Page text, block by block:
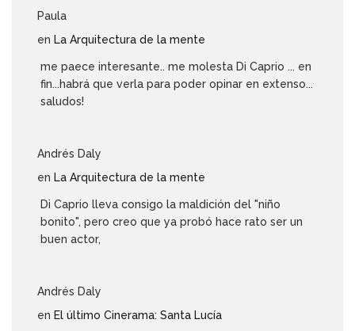
Paula
en La Arquitectura de la mente
me paece interesante.. me molesta Di Caprio ... en
fin...habrá que verla para poder opinar en extenso...
saludos!
Andrés Daly
en La Arquitectura de la mente
Di Caprio lleva consigo la maldición del "niño
bonito", pero creo que ya probó hace rato ser un
buen actor,
Andrés Daly
en El último Cinerama: Santa Lucía